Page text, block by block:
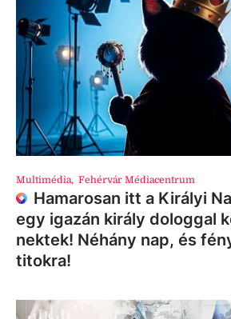
Multimédia, Fehérvár Médiacentrum
Hamarosan itt a Királyi
egy igazán király dologgal
nektek! Néhány nap, és
titokra!